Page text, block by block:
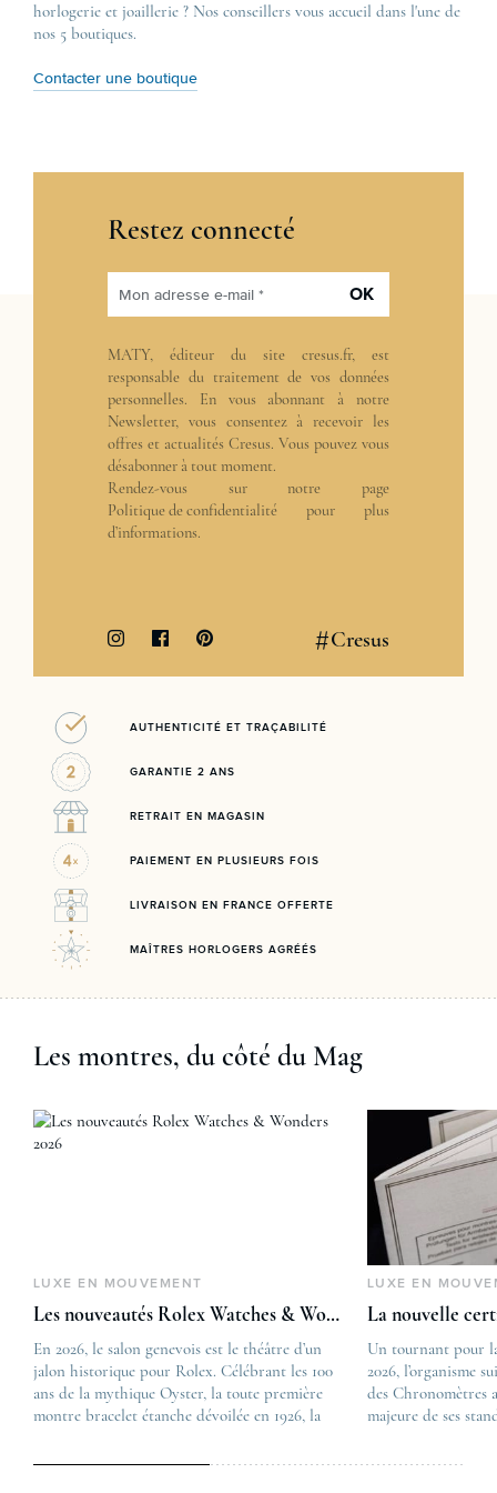
horlogerie et joaillerie ? Nos conseillers vous accueil dans l'une de
nos 5 boutiques.
Contacter une boutique
Restez connecté
Mon adresse e-mail * OK
MATY, éditeur du site cresus.fr, est
responsable du traitement de vos données
personnelles. En vous abonnant à notre
Newsletter, vous consentez à recevoir les
offres et actualités Cresus. Vous pouvez vous
désabonner à tout moment.
Rendez-vous sur notre page
Politique de confidentialité pour plus
d’informations.
#Cresus
AUTHENTICITÉ ET TRAÇABILITÉ
GARANTIE 2 ANS
RETRAIT EN MAGASIN
PAIEMENT EN PLUSIEURS FOIS
LIVRAISON EN FRANCE OFFERTE
MAÎTRES HORLOGERS AGRÉÉS
Les montres, du côté du Mag
LUXE EN MOUVEMENT
Les nouveautés Rolex Watches & Wonders 2026
En 2026, le salon genevois est le théâtre d’un
jalon historique pour Rolex. Célébrant les 100
ans de la mythique Oyster, la toute première
montre bracelet étanche dévoilée en 1926, la
commémorative alliant héritage patrimonial et
The post
Les nouveautés
first appeared on
Lovetime
LUXE EN
La nouvelle
Un tournant pour
2026, l’organisme
des Chronomètres
majeure de ses
Chronometer”,